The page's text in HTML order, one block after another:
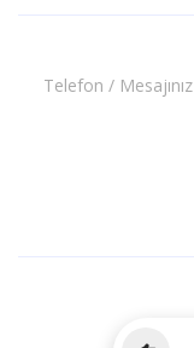
Telefon / Mesajınız